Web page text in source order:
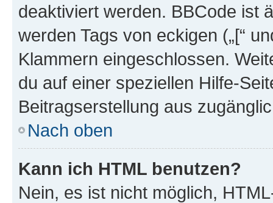
deaktiviert werden. BBCode ist
werden Tags von eckigen („[“
Klammern eingeschlossen.
du auf einer speziellen Hilfe-
Beitragserstellung aus
Nach oben
Kann ich HTML benutzen?
Nein, es ist nicht möglich,